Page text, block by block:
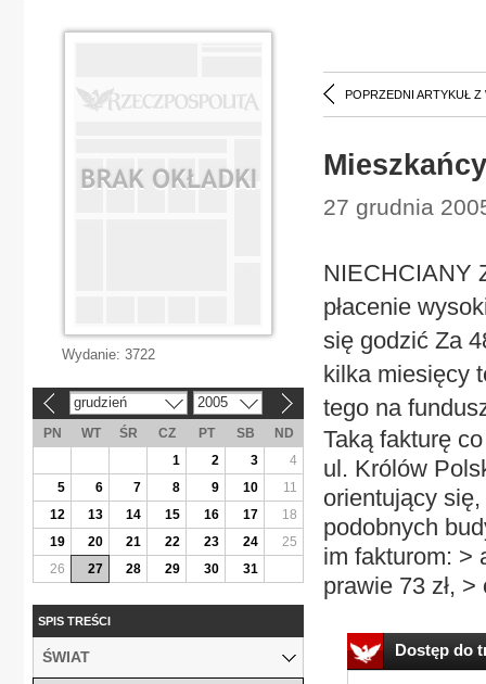
POPRZEDNI ARTYKUŁ Z
27 grudnia
NIECHCIANY
płacenie
się godzić Za
kilka miesięcy
tego na
Taką fakturę
ul. Królów
orientujący
podobnych
im fakturom: >
prawie 73 zł,
Dostęp do
Wydanie: 3722
grudzień 2005
PN WT ŚR CZ PT SB
ND
1
2 3
4
5
6 7 8 9 10
11
12
13 14 15 16 17
18
19
20 21 22 23 24
25
26
27 28 29 30 31
SPIS TREŚCI
ŚWIAT